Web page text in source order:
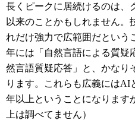
長くピークに居続けるのは、
以来のことかもしれません。
れだけ強力で広範囲だという
年には「自然言語による質疑
然言語質疑応答」と、かなり
ります。これらも広義にはAI
年以上ということになります
上は調べてません）